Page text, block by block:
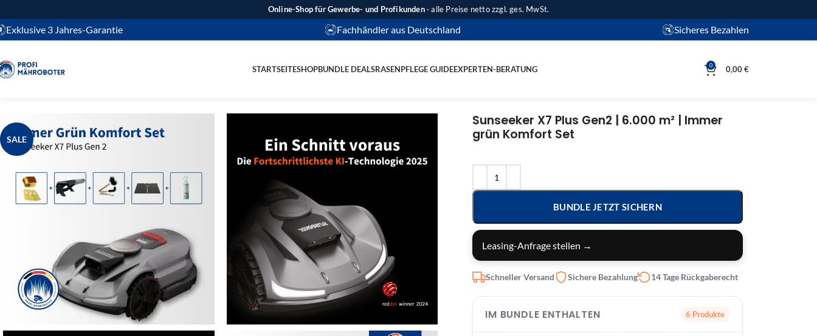
Online-Shop für Gewerbe- und Profikunden· alle Preise netto zzgl. ges. MwSt.
Exklusive 3 Jahres-Garantie Fachhändler aus Deutschland Sicheres Bezahlen
STARTSEITESHOPBUNDLE DEALSRASENPFLEGE GUIDEEXPERTEN-BERATUNG 0 0,00€
SALE
Sunseeker X7 Plus Gen2 | 6.000 m² | Immer
grün Komfort Set
BUNDLE JETZT SICHERN
Leasing-Anfrage stellen →
Schneller Versand Sichere Bezahlung 14 Tage Rückgaberecht
IM BUNDLE ENTHALTEN 6 Produkte